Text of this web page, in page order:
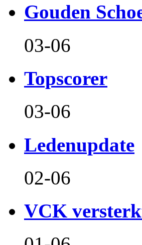
Gouden
03-06
Topscorer
03-06
Ledenupdate
02-06
VCK